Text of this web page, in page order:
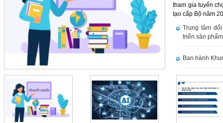
tham gia tuyển
tạo cấp Bộ năm
Trung tâm
triển sản
Ban hành
thực hiện